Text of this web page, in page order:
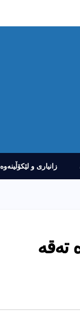
زانیارى و لێکۆڵینەوە
تەقە